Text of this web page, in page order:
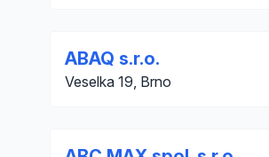
ABAQ s.r.o.
Veselka 19, Brno